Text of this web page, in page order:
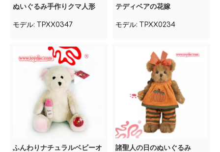
ぬいぐるみ手作りクマ人形
モデル: TPXX0347
テディベアの花嫁
モデル: TPXX0234
ふんわりナチュラルベビーオ 諸聖人の日のぬいぐるみ